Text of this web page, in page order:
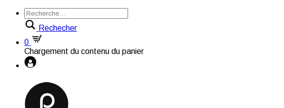
Rechecher
0
Chargement du contenu du panier